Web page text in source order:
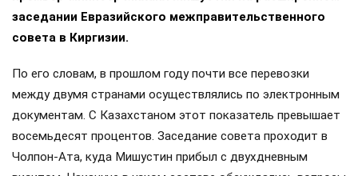
Россия и Белоруссия практически полностью
отказались от бумажных документов при
железнодорожных перевозках. Об этом заявил